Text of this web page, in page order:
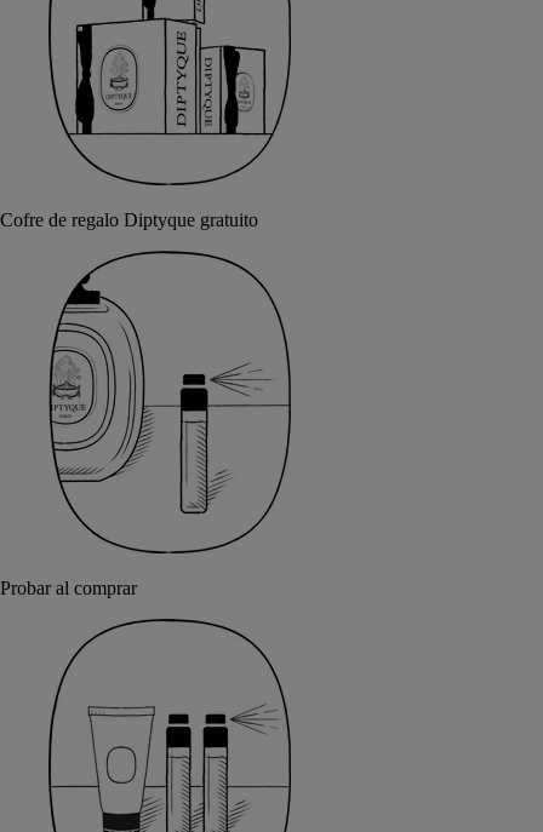
Cofre de regalo Diptyque gratuito
Probar al comprar